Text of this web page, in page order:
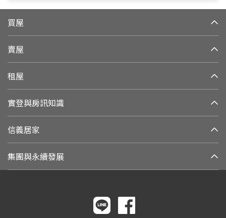
買屋
賣屋
租屋
實登與房訊知識
信義居家
集團與永續發展